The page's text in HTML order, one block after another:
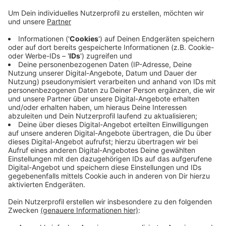
es über 270 Real-Supermärkte. Welche
geschlossen werden und wie viele von
Mitbewerbern wie Kaufland oder Edeka
übernommen werden ist noch unklar. Der
Vorsitzende des Betriebsrats Werner Klockhaus
sagte der Aachener Zeitung, das er davon
ausgehe, dass mindestens 50 der 277 Märkte
geschlossen werden - Nahe zu jeder Dritte der
noch vorhandenen 34.000 Arbeitsplätze sei
gefährdet.
Veröffentlicht:Mittwoch, 15.01.2020 06:59
Anzeige